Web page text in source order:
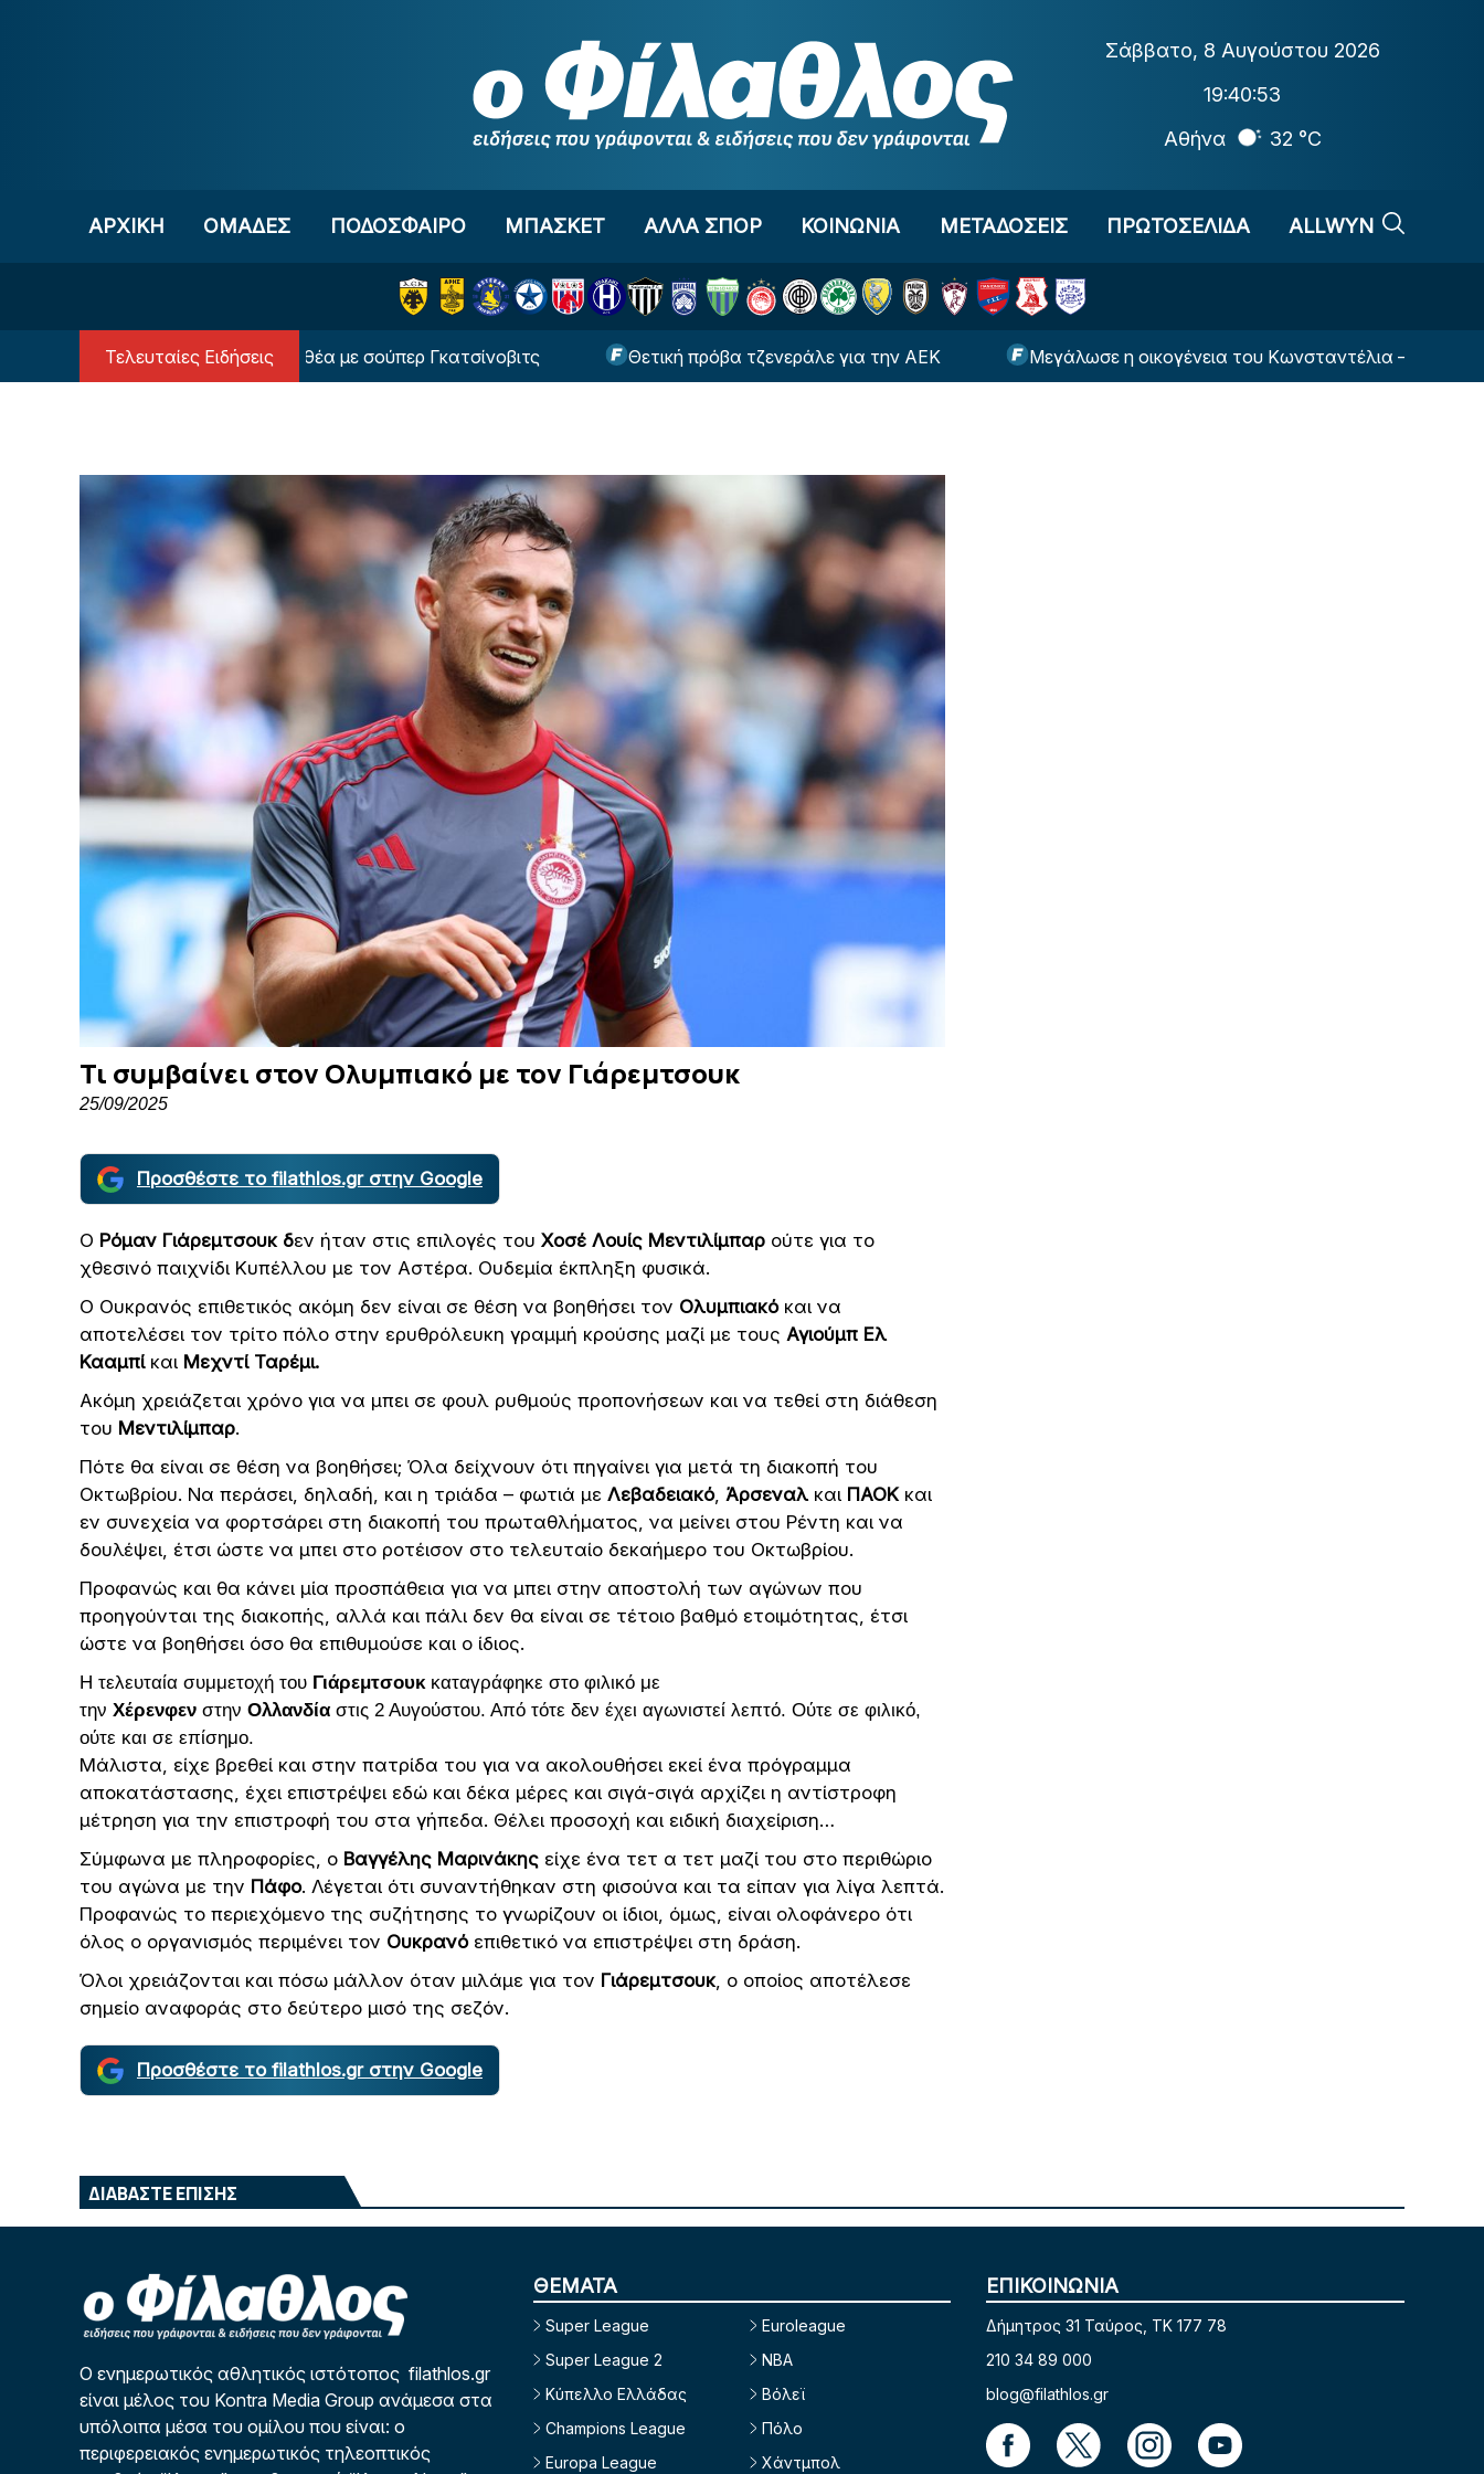
Σάββατο, 8 Αυγούστου 2026
19:40:54
Αθήνα
32 °C
ΑΡΧΙΚΗ OΜΑΔΕΣ ΠΟΔΟΣΦΑΙΡΟ ΜΠΑΣΚΕΤ ΑΛΛΑ ΣΠΟΡ ΚΟΙΝΩΝΙΑ ΜΕΤΑΔΟΣΕΙΣ ΠΡΩΤΟΣΕΛΙΔΑ ALLWYN
Τελευταίες Ειδήσεις
της ΑΕΚ στην Καλλιθέα με σούπερ Γκατσίνοβιτς Θετική πρόβα τζενεράλε για την ΑΕΚ Μεγάλωσε η οικογένεια του Κωνσταντέλια – Πατέρας για
Τι συμβαίνει στον Ολυμπιακό με τον Γιάρεμτσουκ
25/09/2025
Προσθέστε το filathlos.gr στην Google
Ο Ρόμαν Γιάρεμτσουκ δεν ήταν στις επιλογές του Χοσέ Λουίς Μεντιλίμπαρ ούτε για το
χθεσινό παιχνίδι Κυπέλλου με τον Αστέρα. Ουδεμία έκπληξη φυσικά.
Ο Ουκρανός επιθετικός ακόμη δεν είναι σε θέση να βοηθήσει τον Ολυμπιακό και να
αποτελέσει τον τρίτο πόλο στην ερυθρόλευκη γραμμή κρούσης μαζί με τους Αγιούμπ Ελ
Κααμπί και Μεχντί Ταρέμι.
Ακόμη χρειάζεται χρόνο για να μπει σε φουλ ρυθμούς προπονήσεων και να τεθεί στη διάθεση
του Μεντιλίμπαρ.
Πότε θα είναι σε θέση να βοηθήσει; Όλα δείχνουν ότι πηγαίνει για μετά τη διακοπή του
Οκτωβρίου. Να περάσει, δηλαδή, και η τριάδα – φωτιά με Λεβαδειακό, Άρσεναλκαι ΠΑΟΚ και
εν συνεχεία να φορτσάρει στη διακοπή του πρωταθλήματος, να μείνει στου Ρέντη και να
δουλέψει, έτσι ώστε να μπει στο ροτέισον στο τελευταίο δεκαήμερο του Οκτωβρίου.
Προφανώς και θα κάνει μία προσπάθεια για να μπει στην αποστολή των αγώνων που
προηγούνται της διακοπής, αλλά και πάλι δεν θα είναι σε τέτοιο βαθμό ετοιμότητας, έτσι
ώστε να βοηθήσει όσο θα επιθυμούσε και ο ίδιος.
H τελευταία συμμετοχή του Γιάρεμτσουκκαταγράφηκε στο φιλικό με
την Χέρενφεν στην Ολλανδία στις 2 Αυγούστου. Από τότε δεν έχει αγωνιστεί λεπτό. Ούτε σε φιλικό,
ούτε και σε επίσημο.
Μάλιστα, είχε βρεθεί και στην πατρίδα του για να ακολουθήσει εκεί ένα πρόγραμμα
αποκατάστασης, έχει επιστρέψει εδώ και δέκα μέρες και σιγά-σιγά αρχίζει η αντίστροφη
μέτρηση για την επιστροφή του στα γήπεδα. Θέλει προσοχή και ειδική διαχείριση…
Σύμφωνα με πληροφορίες, ο Βαγγέλης Μαρινάκης είχε ένα τετ α τετ μαζί του στο περιθώριο
του αγώνα με την Πάφο. Λέγεται ότι συναντήθηκαν στη φισούνα και τα είπαν για λίγα λεπτά.
Προφανώς το περιεχόμενο της συζήτησης το γνωρίζουν οι ίδιοι, όμως, είναι ολοφάνερο ότι
όλος ο οργανισμός περιμένει τον Ουκρανόεπιθετικό να επιστρέψει στη δράση.
Όλοι χρειάζονται και πόσω μάλλον όταν μιλάμε για τον Γιάρεμτσουκ, ο οποίος αποτέλεσε
σημείο αναφοράς στο δεύτερο μισό της σεζόν.
Προσθέστε το filathlos.gr στην Google
ΔΙΑΒΑΣΤΕ ΕΠΙΣΗΣ
Ο ενημερωτικός αθλητικός ιστότοπος filathlos.gr
είναι μέλος του Kontra Media Group ανάμεσα στα
υπόλοιπα μέσα του ομίλου που είναι: ο
περιφερειακός ενημερωτικός τηλεοπτικός
ΘΕΜΑΤΑ
Super League
Super League 2
Κύπελλο Ελλάδας
Champions League
Europa League
Euroleague
NBA
Βόλεϊ
Πόλο
Χάντμπολ
ΕΠΙΚΟΙΝΩΝΙΑ
Δήμητρος 31 Ταύρος, TK 177 78
210 34 89 000
blog@filathlos.gr